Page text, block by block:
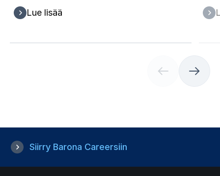
Lue lisää
n
t
s
l
Siirry Barona Careersiin